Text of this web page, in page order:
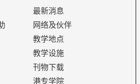
最新消息
网络及伙伴
教学地点
教学设施
刊物下载
港专学院